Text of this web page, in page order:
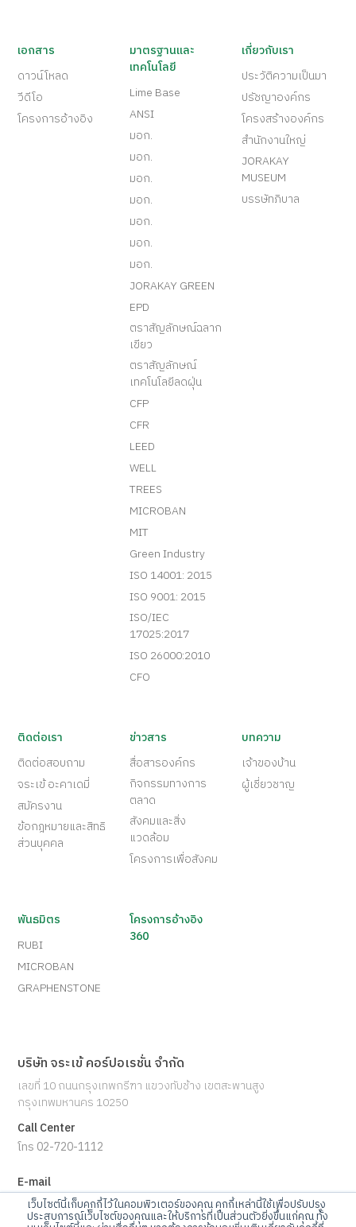
เว็บไซต์นี้เก็บคุกกี้ไว้ในคอมพิวเตอร์ของคุณ คุกกี้เหล่านี้ใช้เพื่อปรับปรุง
ประสบการณ์เว็บไซต์ของคุณและให้บริการที่เป็นส่วนตัวยิ่งขึ้นแก่คุณ ทั้ง
เอกสาร
ดาวน์โหลด
วีดีโอ
โครงการอ้างอิง
มาตรฐานและ
เทคโนโลยี
Lime Base
ANSI
มอก.
มอก.
มอก.
มอก.
มอก.
มอก.
มอก.
JORAKAY GREEN
EPD
ตราสัญลักษณ์ฉลาก
เขียว
ตราสัญลักษณ์
เทคโนโลยีลดฝุ่น
CFP
CFR
LEED
WELL
TREES
MICROBAN
MIT
Green Industry
ISO 14001: 2015
ISO 9001: 2015
ISO/IEC
17025:2017
ISO 26000:2010
CFO
เกี่ยวกับเรา
ประวัติความเป็นมา
ปรัชญาองค์กร
โครงสร้างองค์กร
สำนักงานใหญ่
JORAKAY
MUSEUM
บรรษัทภิบาล
ติดต่อเรา
ติดต่อสอบถาม
จระเข้ อะคาเดมี่
สมัครงาน
ข้อกฎหมายและสิทธิ
ส่วนบุคคล
ข่าวสาร
สื่อสารองค์กร
กิจกรรมทางการ
ตลาด
สังคมและสิ่ง
แวดล้อม
โครงการเพื่อสังคม
บทความ
เจ้าของบ้าน
ผู้เชี่ยวชาญ
พันธมิตร
RUBI
MICROBAN
GRAPHENSTONE
โครงการอ้างอิง
360
บริษัท จระเข้ คอร์ปอเรชั่น จำกัด
เลขที่ 10 ถนนกรุงเทพกรีฑา แขวงทับช้าง เขตสะพานสูง
กรุงเทพมหานคร 10250
Call Center
โทร 02-720-1112
E-mail
info@jorakay.co.th